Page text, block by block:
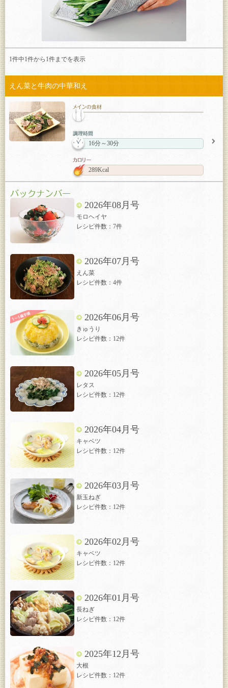
1件中1件から 1件までを表示
えん菜と牛肉の中華和え
16分～30分
289Kcal
2026年08月号
モロヘイヤ
レシピ件数：7件
2026年07月号
えん菜
レシピ件数：4件
2026年06月号
きゅうり
レシピ件数：12件
2026年05月号
レタス
レシピ件数：12件
2026年04月号
キャベツ
レシピ件数：12件
2026年03月号
新玉ねぎ
レシピ件数：12件
2026年02月号
キャベツ
レシピ件数：12件
2026年01月号
長ねぎ
レシピ件数：12件
2025年12月号
大根
レシピ件数：12件